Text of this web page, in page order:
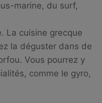
marine, du surf,
La cuisine grecque
la déguster dans de
Vous pourrez y
comme le gyro,